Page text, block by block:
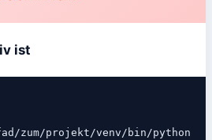
ist
zum/projekt/venv/bin/python